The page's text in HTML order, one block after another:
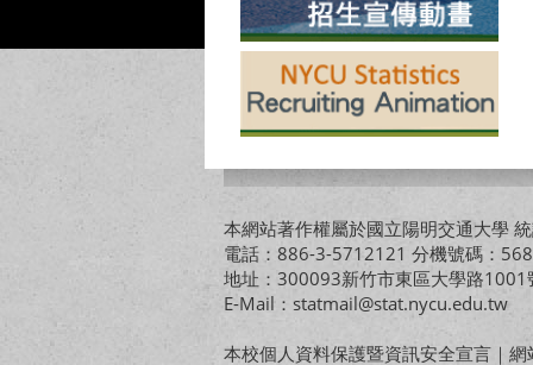
本網站著作權屬於國立陽明交通大學
電話：886-3-5712121 分機號碼：
地址：300093新竹市東區大學路
E-Mail：statmail@stat.nycu.edu.tw
本校個人資料保護暨資訊安全宣言 ｜ 網